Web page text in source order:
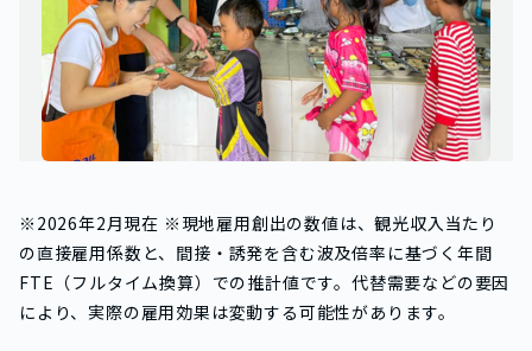
※2026年2月現在 ※現地雇用創出の数値は、観光収入当たり
の直接雇用係数と、間接・誘発を含む波及倍率に基づく年間
FTE（フルタイム換算）での推計値です。代替需要などの要因
により、実際の雇用効果は変動する可能性があります。